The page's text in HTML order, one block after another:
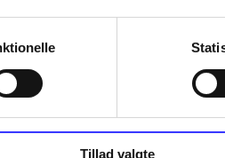
Tillad valgte